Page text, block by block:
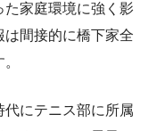
た家庭環境に強く影
間接的に橋下家全
にテニス部に所属